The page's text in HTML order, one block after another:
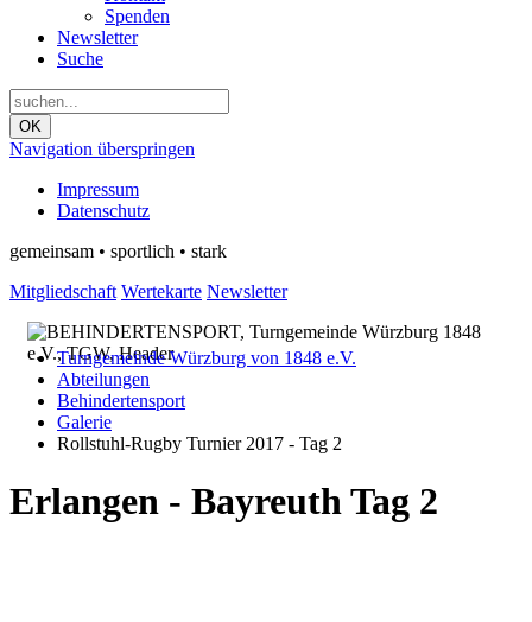
Spenden
Newsletter
Suche
OK
Navigation überspringen
Impressum
Datenschutz
gemeinsam • sportlich • stark
Mitgliedschaft Wertekarte Newsletter
Turngemeinde Würzburg von 1848 e.V.
Abteilungen
Behindertensport
Galerie
Rollstuhl-Rugby Turnier 2017 - Tag 2
Erlangen - Bayreuth Tag 2